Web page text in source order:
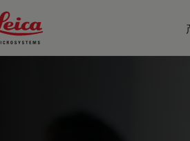
Microsystems Logo